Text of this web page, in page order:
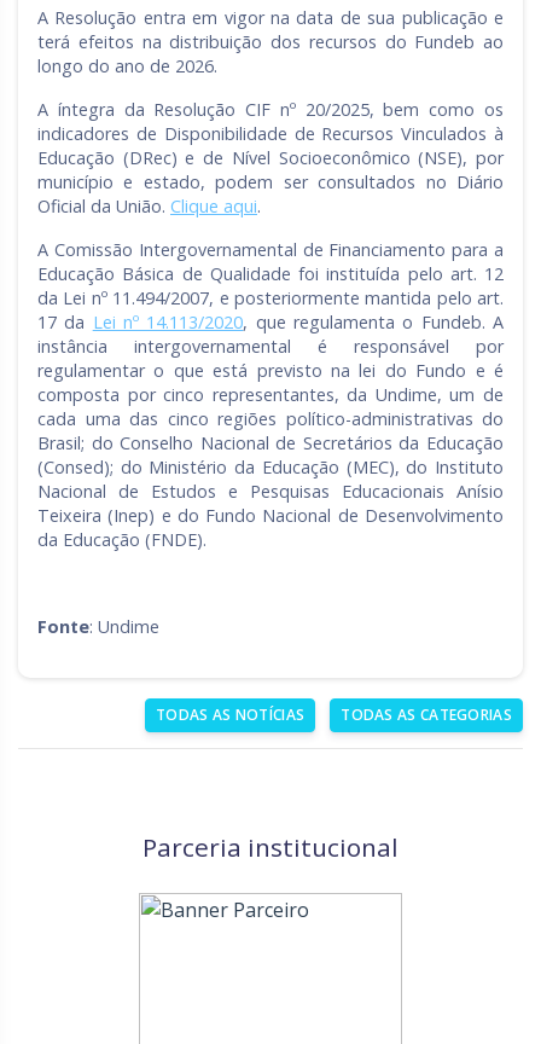
A Resolução entra em vigor na data de sua publicação e
terá efeitos na distribuição dos recursos do Fundeb ao
longo do ano de 2026.
A íntegra da Resolução CIF nº 20/2025, bem como os
indicadores de Disponibilidade de Recursos Vinculados à
Educação (DRec) e de Nível Socioeconômico (NSE), por
município e estado, podem ser consultados no Diário
Oficial da União. Clique aqui.
A Comissão Intergovernamental de Financiamento para a
Educação Básica de Qualidade foi instituída pelo art. 12
da Lei nº 11.494/2007, e posteriormente mantida pelo art.
17 da Lei nº 14.113/2020, que regulamenta o Fundeb. A
instância intergovernamental é responsável por
regulamentar o que está previsto na lei do Fundo e é
composta por cinco representantes, da Undime, um de
cada uma das cinco regiões político-administrativas do
Brasil; do Conselho Nacional de Secretários da Educação
(Consed); do Ministério da Educação (MEC), do Instituto
Nacional de Estudos e Pesquisas Educacionais Anísio
Teixeira (Inep) e do Fundo Nacional de Desenvolvimento
da Educação (FNDE).
Fonte: Undime
TODAS AS NOTÍCIAS TODAS AS CATEGORIAS
Parceria institucional